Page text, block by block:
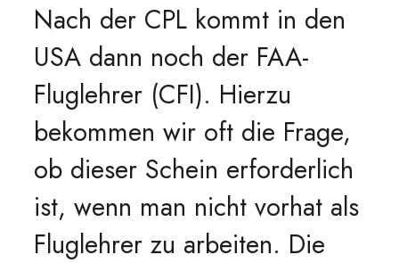
Nach der CPL kommt in den
USA dann noch der FAA-
Fluglehrer (CFI). Hierzu
bekommen wir oft die Frage,
ob dieser Schein erforderlich
ist, wenn man nicht vorhat als
Fluglehrer zu arbeiten. Die